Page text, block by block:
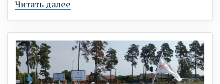
Читать далее